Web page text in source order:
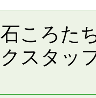
石ころた
クスタッ